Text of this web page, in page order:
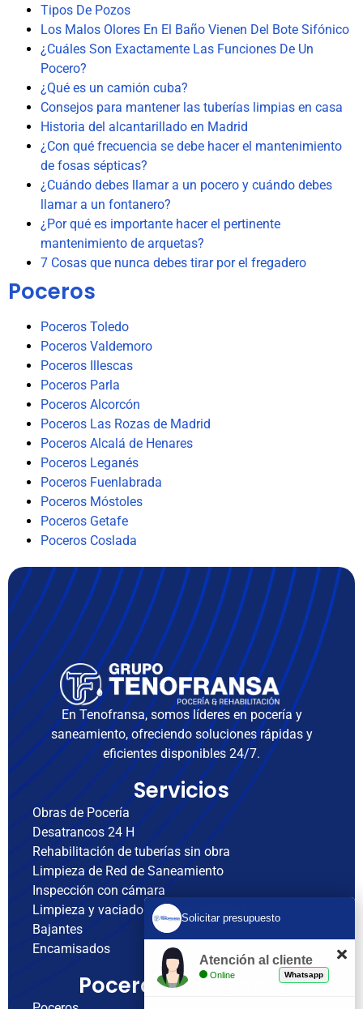
Tipos De Pozos
Los Malos Olores En El Baño Vienen Del Bote Sifónico
¿Cuáles Son Exactamente Las Funciones De Un
Pocero?
¿Qué es un camión cuba?
Consejos para mantener las tuberías limpias en casa
Historia del alcantarillado en Madrid
¿Con qué frecuencia se debe hacer el mantenimiento
de fosas sépticas?
¿Cuándo debes llamar a un pocero y cuándo debes
llamar a un fontanero?
¿Por qué es importante hacer el pertinente
mantenimiento de arquetas?
7 Cosas que nunca debes tirar por el fregadero
Poceros
Poceros Toledo
Poceros Valdemoro
Poceros Illescas
Poceros Parla
Poceros Alcorcón
Poceros Las Rozas de Madrid
Poceros Alcalá de Henares
Poceros Leganés
Poceros Fuenlabrada
Poceros Móstoles
Poceros Getafe
Poceros Coslada
En Tenofransa, somos líderes en pocería y
saneamiento, ofreciendo soluciones rápidas y
eficientes disponibles 24/7.
Servicios
Obras de Pocería
Desatrancos 24 H
Rehabilitación de tuberías sin obra
Limpieza de Red de Saneamiento
Inspección con cámara
Limpieza y vaciado de fosas sépticas
Bajantes
Encamisados
Poceros cerca de ti
Solicitar presupuesto
Atención al cliente
Online Whatsapp